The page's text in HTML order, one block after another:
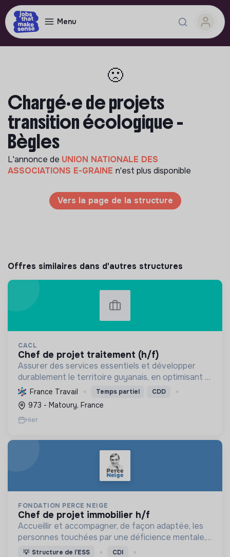
Menu
🙁
Chargé·e de projets
transition écologique -
Bègles
L'annonce de UNION NATIONALE DES
ASSOCIATIONS E-GRAINE n'est plus disponible
Vers la page de la structure
Offres similaires dans d'autres structures
CACL
chef de projet traitement (h/f)
Assurer des services essentiels et développer
durablement le territoire guyanais, en optimisant la
gestion des ressources et en promouvant la
transition écologique et sociale.
France Travail Temps partiel CDD
973 - Matoury, France
Hier
FONDATION PERCE NEIGE
chef de projet immobilier h/f
Accueillir et accompagner, de façon adaptée, les
personnes touchées par une déficience mentale,
un handicap physique ou psychique
💡 Structure de l’ESS CDI